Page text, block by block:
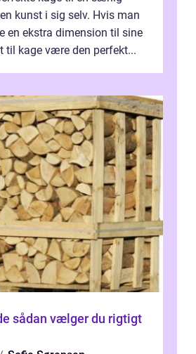
kunst i sig selv. Hvis man
en ekstra dimension til sine
til kage være den perfekt...